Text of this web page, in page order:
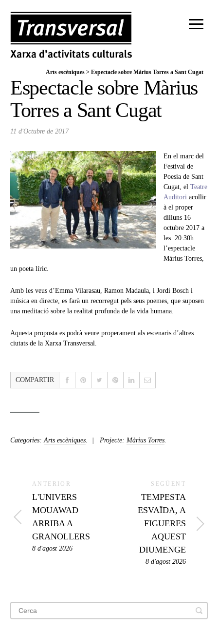
Arts escèniques > Espectacle sobre Màrius Torres a Sant Cugat
Espectacle sobre Màrius
Torres a Sant Cugat
11 d'Octubre de 2017
En el marc del
Festival de
Poesia de Sant
Cugat, el Teatre
Auditori acollir
à el proper
dilluns 16
octubre 2017 a
les 20:30h
l’espectacle
Màrius Torres,
un poeta líric.
Amb les veus d’Emma Vilarasau, Ramon Madaula, i Jordi Bosch i
música en directe, es farà un recorregut pels seus poemes, que suposen
una meditació sobre la realitat profunda de la vida humana.
Aquesta proposta es podrà veure properament als escenaris d’altres
ciutats de la Xarxa Transversal.
COMPARTIR
Categories:Arts escèniques. Projecte: Màrius Torres.
ANTERIOR
L'UNIVERS
MOUAWAD
ARRIBA A
GRANOLLERS
8 d'agost 2026
SEGÜENT
TEMPESTA
ESVAÏDA, A
FIGUERES
AQUEST
DIUMENGE
8 d'agost 2026